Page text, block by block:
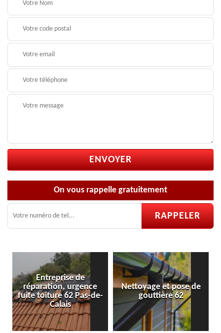
On vous rappelle gratuitement
de
urgence
62 Pas-de-
Nettoyage et pose de
gouttière 62
Pose et